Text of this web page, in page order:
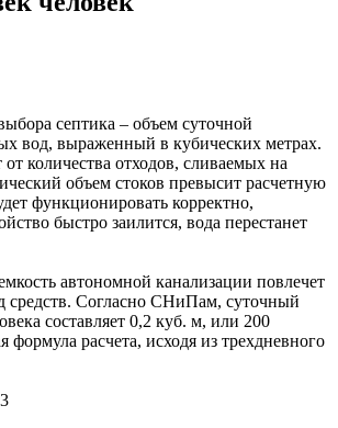
септика – объем суточной
вод, выраженный в кубических метрах.
от количества отходов, сливаемых на
объем стоков превысит расчетную
функционировать корректно,
быстро заилится, вода перестанет
автономной канализации повлечет
средств. Согласно СНиПам, суточный
составляет 0,2 куб. м, или 200
формула расчета, исходя из трехдневного